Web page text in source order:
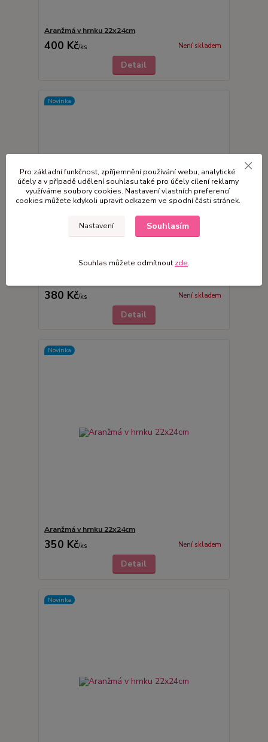
Aranžmá v hrnku 22x24cm
400 Kč/ks Není skladem
Detail
Novinka
380 Kč/ks Není skladem
Detail
Novinka
Aranžmá v hrnku 22x24cm
350 Kč/ks Není skladem
Detail
Novinka
Pro základní funkčnost, zpříjemnění používání webu, analytické
účely a v případě udělení souhlasu také pro účely cílení reklamy
využíváme soubory cookies. Nastavení vlastních preferencí
cookies můžete kdykoli upravit odkazem ve spodní části stránek.
Nastavení Souhlasím
Souhlas můžete odmítnout zde.